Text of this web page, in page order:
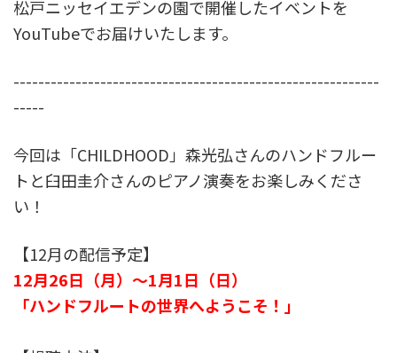
松戸ニッセイエデンの園で開催したイベントを
YouTubeでお届けいたします。
-----------------------------------------------------------
-----
今回は「CHILDHOOD」森光弘さんのハンドフルー
トと臼田圭介さんのピアノ演奏をお楽しみくださ
い！
【12月の配信予定】
12月26日（月）～1月1日（日）
「ハンドフルートの世界へようこそ！」